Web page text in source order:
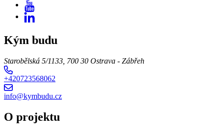
Kým budu
Starobělská 5/1133, 700 30 Ostrava - Zábřeh
+420723568062
info@kymbudu.cz
O projektu